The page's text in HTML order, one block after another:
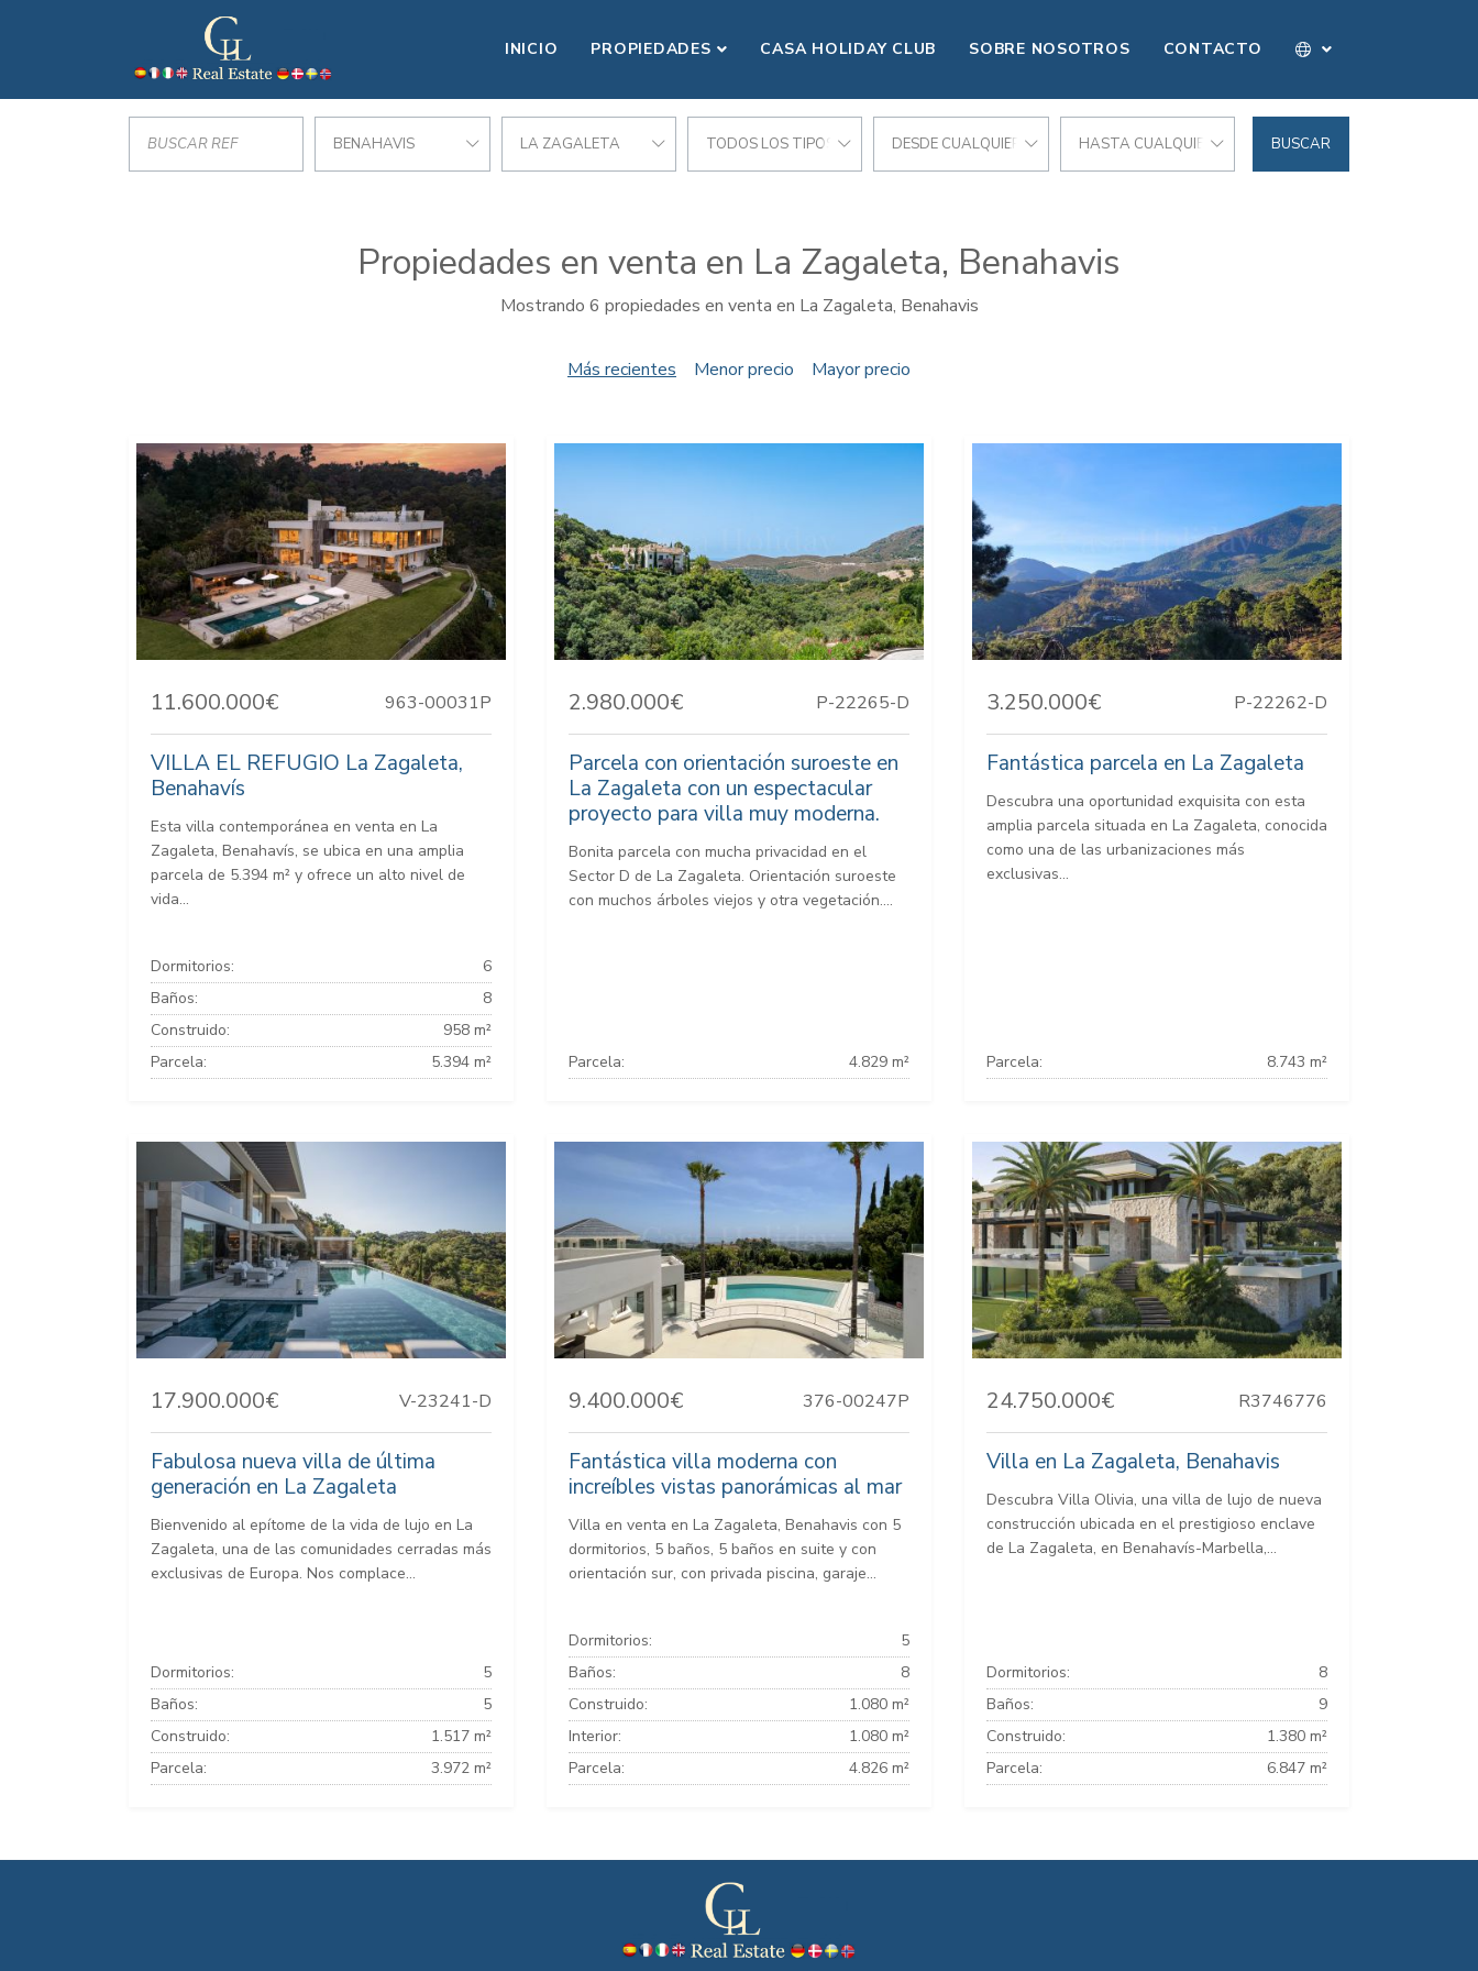
INICIO PROPIEDADES CASA HOLIDAY CLUB SOBRE NOSOTROS CONTACTO
BENAHAVIS LA ZAGALETA TODOS LOS TIPOS DESDE CUALQUIER PRECIO HASTA CUALQUIER PRECIO BUSCAR
Propiedades en venta en La Zagaleta, Benahavis
Mostrando 6 propiedades en venta en La Zagaleta, Benahavis
Más recientes Menor precio Mayor precio
11.600.000€ 963-00031P
VILLA EL REFUGIO La Zagaleta,
Benahavís
Esta villa contemporánea en venta en La
Zagaleta, Benahavís, se ubica en una amplia
parcela de 5.394 m² y ofrece un alto nivel de
vida...
Dormitorios:
6
Baños:
8
Construido:
958 m²
Parcela:
5.394 m²
2.980.000€ P-22265-D
Parcela con orientación suroeste en
La Zagaleta con un espectacular
proyecto para villa muy moderna.
Bonita parcela con mucha privacidad en el
Sector D de La Zagaleta. Orientación suroeste
con muchos árboles viejos y otra vegetación....
Parcela: 4.829 m²
3.250.000€ P-22262-D
Fantástica parcela en La Zagaleta
Descubra una oportunidad exquisita con esta
amplia parcela situada en La Zagaleta, conocida
como una de las urbanizaciones más
exclusivas...
Parcela: 8.743 m²
17.900.000€ V-23241-D
Fabulosa nueva villa de última
generación en La Zagaleta
Bienvenido al epítome de la vida de lujo en La
Zagaleta, una de las comunidades cerradas más
exclusivas de Europa. Nos complace...
Dormitorios:
5
Baños:
5
Construido:
1.517 m²
Parcela:
3.972 m²
9.400.000€ 376-00247P
Fantástica villa moderna con
increíbles vistas panorámicas al mar
Villa en venta en La Zagaleta, Benahavis con 5
dormitorios, 5 baños, 5 baños en suite y con
orientación sur, con privada piscina, garaje...
Dormitorios:
5
Baños:
8
Construido:
1.080 m²
Interior:
1.080 m²
Parcela:
4.826 m²
24.750.000€ R3746776
Villa en La Zagaleta, Benahavis
Descubra Villa Olivia, una villa de lujo de nueva
construcción ubicada en el prestigioso enclave
de La Zagaleta, en Benahavís-Marbella,...
Dormitorios:
8
Baños:
9
Construido:
1.380 m²
Parcela:
6.847 m²